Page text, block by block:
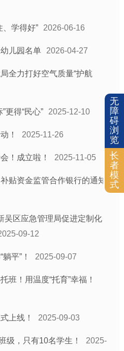
无
障
碍
浏
览
长
者
模
式
、学得好” 2026-06-16
儿园名单 2026-04-27
全力打好空气质量“护航
更得“民心” 2025-12-10
！ 2025-11-26
！成立啦！ 2025-11-05
贴资金监管合作银行的通知
吴区应急管理局促进定制化
09-12
平”！ 2025-09-07
班！用温度“托育”幸福！
上线！ 2025-09-03
级，只有10名学生！
2025-